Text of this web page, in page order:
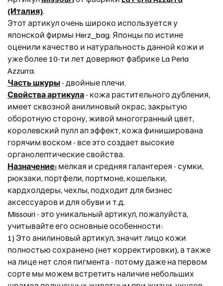
(Италия).
Этот артикул очень широко используется у
японской фирмы Herz_bag. Японцы по истине
оценили качество и натуральность данной кожи и
уже более 10-ти лет доверяют фабрике La Perla
Azzurra.
Часть шкуры - двойные плечи.
Свойства артикула - кожа растительного дубления,
имеет сквозной анилиновый окрас, закрытую
оборотную сторону, живой многогранный цвет,
королевский пулл ап эффект, кожа финиширована
горячим воском - все это создает высокие
органолептические свойства.
Назначение: мелкая и средняя галантерея - сумки,
рюкзаки, портфели, портмоне, кошельки,
кардхолдеры, чехлы, подходит для бизнес
аксессуаров и для обуви и т.д.
Missouri - это уникальный артикул, пожалуйста,
учитывайте его основные особенности:
1) Это анилиновый артикул, значит лицо кожи
полностью сохранено (нет корректировки), а также
на лице нет слоя пигмента - потому даже на первом
сорте мы можем встретить наличие небольших